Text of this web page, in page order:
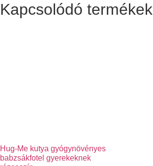
Kapcsolódó termékek
Hug-Me kutya gyógynövényes
babzsákfotel gyerekeknek